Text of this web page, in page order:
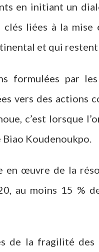
en initiant un
clés liées à la
et qui
formulées par
vers des actions
c’est lorsque
Koudenoukpo.
en œuvre de la
au moins 15 %
de la fragilité des